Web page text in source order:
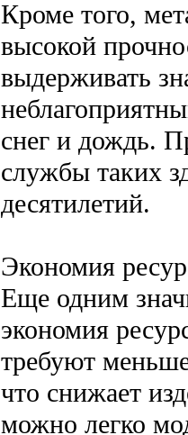
Кроме того,
высокой
выдерживать
снег и дождь.
службы таких
десятилетий.
Экономия
Еще одним
экономия
требуют
что снижает
можно легко